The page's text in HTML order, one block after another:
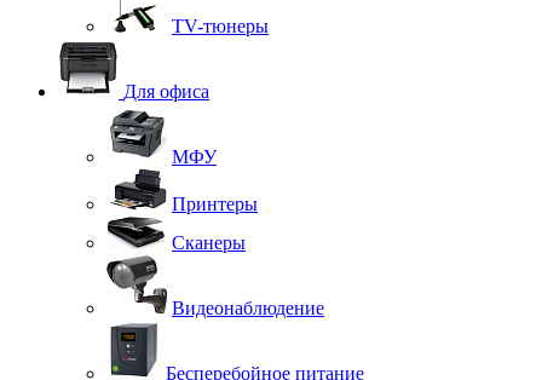
TV-тюнеры
Для офиса
МФУ
Принтеры
Сканеры
Видеонаблюдение
Бесперебойное питание